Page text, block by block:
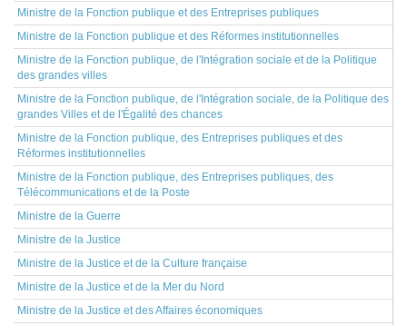
Ministre de la Fonction publique et des Entreprises publiques
Ministre de la Fonction publique et des Réformes institutionnelles
Ministre de la Fonction publique, de l'Intégration sociale et de la Politique
des grandes villes
Ministre de la Fonction publique, de l'Intégration sociale, de la Politique des
grandes Villes et de l'Égalité des chances
Ministre de la Fonction publique, des Entreprises publiques et des
Réformes institutionnelles
Ministre de la Fonction publique, des Entreprises publiques, des
Télécommunications et de la Poste
Ministre de la Guerre
Ministre de la Justice
Ministre de la Justice et de la Culture française
Ministre de la Justice et de la Mer du Nord
Ministre de la Justice et des Affaires économiques